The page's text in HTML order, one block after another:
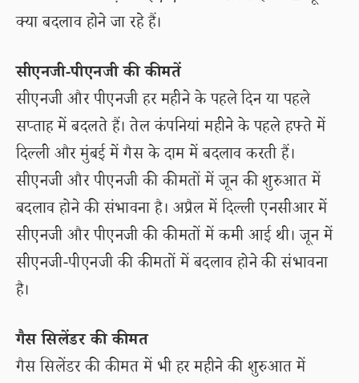
क्या बदलाव होने जा रहे हैं।
सीएनजी-पीएनजी की कीमतें
सीएनजी और पीएनजी हर महीने के पहले दिन या पहले
सप्ताह में बदलते हैं। तेल कंपनियां महीने के पहले हफ्ते में
दिल्ली और मुंबई में गैस के दाम में बदलाव करती हैं।
सीएनजी और पीएनजी की कीमतों में जून की शुरुआत में
बदलाव होने की संभावना है। अप्रैल में दिल्ली एनसीआर में
सीएनजी और पीएनजी की कीमतों में कमी आई थी। जून में
सीएनजी-पीएनजी की कीमतों में बदलाव होने की संभावना
है।
गैस सिलेंडर की कीमत
गैस सिलेंडर की कीमत में भी हर महीने की शुरुआत में